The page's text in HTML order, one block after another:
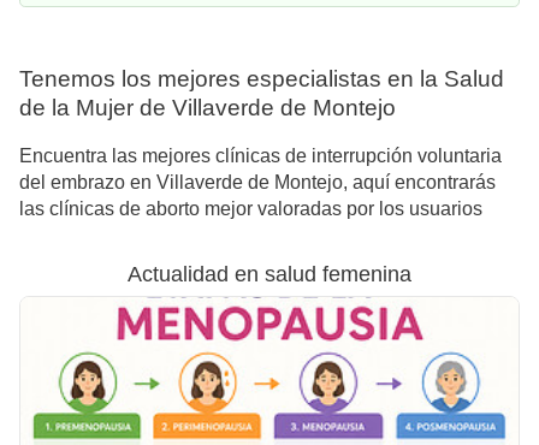
Tenemos los mejores especialistas en la Salud
de la Mujer de Villaverde de Montejo
Encuentra las mejores clínicas de interrupción voluntaria
del embrazo en Villaverde de Montejo, aquí encontrarás
las clínicas de aborto mejor valoradas por los usuarios
Actualidad en salud femenina